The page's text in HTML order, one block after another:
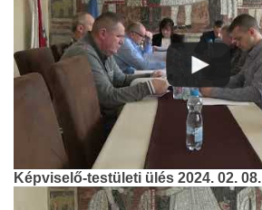
Képviselő-testületi ülés 2024. 02. 08.